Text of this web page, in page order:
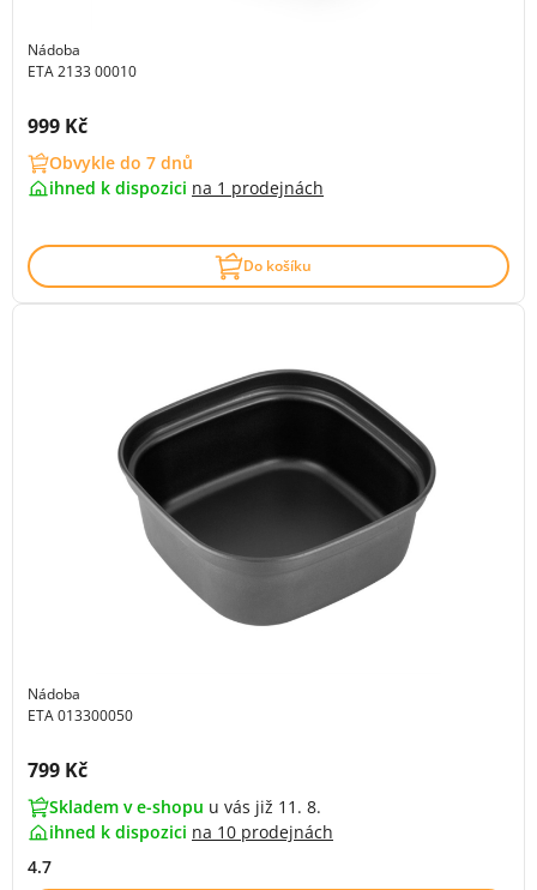
Nádoba
ETA 2133 00010
Cena s DPH:
999 Kč
Obvykle do 7 dnů
ihned k dispozici na 1 prodejnách
Do košíku
Nádoba
ETA 013300050
Cena s DPH:
799 Kč
Skladem v e-shopu u vás již 11. 8.
ihned k dispozici na 10 prodejnách
4.7